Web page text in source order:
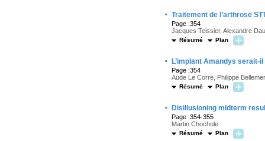
· Traitement de l’arthrose
Page :354
Jacques Teissier, Alexandre
Résumé Plan
· L’implant Amandys serait-
Page :354
Aude Le Corre, Philippe
Résumé Plan
· Disillusioning midterm
Page :354-355
Martin Chochole
Résumé Plan